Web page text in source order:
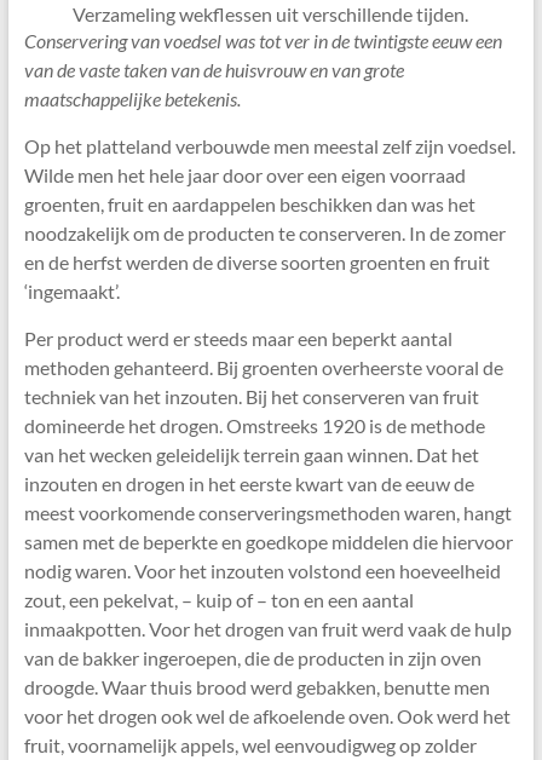
Verzameling wekflessen uit verschillende tijden.
Conservering van voedsel was tot ver in de twintigste eeuw een
van de vaste taken van de huisvrouw en van grote
maatschappelijke betekenis.
Op het platteland verbouwde men meestal zelf zijn voedsel.
Wilde men het hele jaar door over een eigen voorraad
groenten, fruit en aardappelen beschikken dan was het
noodzakelijk om de producten te conserveren. In de zomer
en de herfst werden de diverse soorten groenten en fruit
‘ingemaakt’.
Per product werd er steeds maar een beperkt aantal
methoden gehanteerd. Bij groenten overheerste vooral de
techniek van het inzouten. Bij het conserveren van fruit
domineerde het drogen. Omstreeks 1920 is de methode
van het wecken geleidelijk terrein gaan winnen. Dat het
inzouten en drogen in het eerste kwart van de eeuw de
meest voorkomende conserveringsmethoden waren, hangt
samen met de beperkte en goedkope middelen die hiervoor
nodig waren. Voor het inzouten volstond een hoeveelheid
zout, een pekelvat, – kuip of – ton en een aantal
inmaakpotten. Voor het drogen van fruit werd vaak de hulp
van de bakker ingeroepen, die de producten in zijn oven
droogde. Waar thuis brood werd gebakken, benutte men
voor het drogen ook wel de afkoelende oven. Ook werd het
fruit, voornamelijk appels, wel eenvoudigweg op zolder